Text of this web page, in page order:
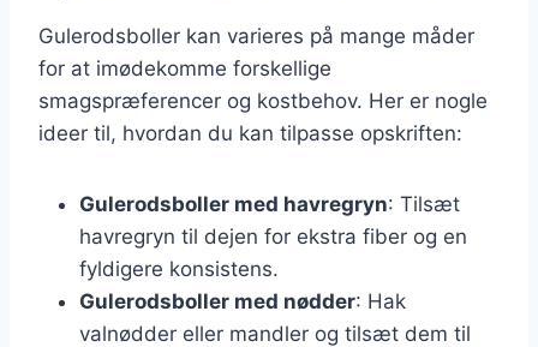
Gulerodsboller kan varieres på mange måder
for at imødekomme forskellige
smagspræferencer og kostbehov. Her er nogle
ideer til, hvordan du kan tilpasse opskriften:
Gulerodsboller med havregryn: Tilsæt
havregryn til dejen for ekstra fiber og en
fyldigere konsistens.
Gulerodsboller med nødder: Hak
valnødder eller mandler og tilsæt dem til